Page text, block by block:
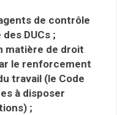
de contrôle
DUCs ;
matière de droit
le renforcement
travail (le Code
à disposer
;